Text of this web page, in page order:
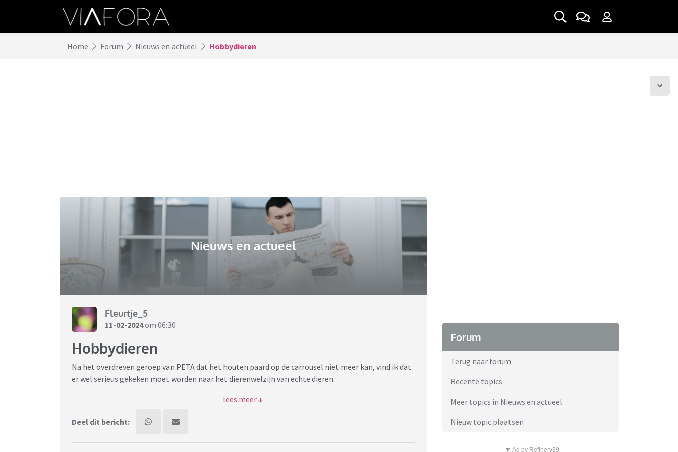
Home Forum Nieuws en actueel Hobbydieren
Nieuws en actueel
Fleurtje_5
11-02-2024om 06:30
Hobbydieren
Na het overdreven geroep van PETA dat het houten paard op de carrousel niet meer kan, vind ik dat
er wel serieus gekeken moet worden naar het dierenwelzijn van echte dieren.
Er is een hobbydierenlijst. Omdat niet alle dieren geschikt zijn als huis- of hobbydier.
Deel dit bericht:
Forum
Terug naar forum
Recente topics
Meer topics in Nieuws en actueel
Nieuw topic plaatsen
▼ Ad by Refinery89